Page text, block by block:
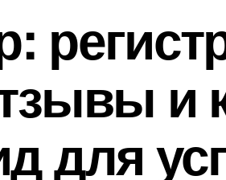
и
для